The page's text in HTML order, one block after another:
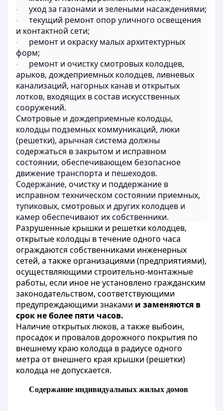
· уход за газонами и зелеными насаждениями;
·
текущий ремонт опор уличного освещения
и контактной сети;
·
ремонт и окраску малых архитектурных
форм;
·
ремонт и очистку смотровых колодцев,
арыков, дождеприемных колодцев, ливневых
канализаций, нагорных канав и открытых
лотков, входящих в состав искусственных
сооружений.
Смотровые и дождеприемные колодцы,
колодцы подземных коммуникаций, люки
(решетки), арычная система должны
содержаться в закрытом и исправном
состоянии, обеспечивающем безопасное
движение транспорта и пешеходов.
Содержание, очистку и поддержание в
исправном техническом состоянии приемных,
тупиковых, смотровых и других колодцев и
камер обеспечивают их собственники.
Разрушенные крышки и решетки колодцев,
открытые колодцы в течение одного часа
ограждаются собственниками инженерных
сетей, а также организациями (предприятиями),
осуществляющими строительно-монтажные
работы, если иное не установлено гражданским
законодательством, соответствующими
предупреждающими знаками и заменяются в
срок не более пяти часов.
Наличие открытых люков, а также выбоин,
просадок и провалов дорожного покрытия по
внешнему краю колодца в радиусе одного
метра от внешнего края крышки (решетки)
колодца не допускается.
Содержание индивидуальных жилых домов